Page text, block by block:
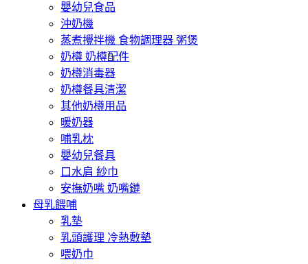
嬰幼兒食品
沖奶機
蒸煮攪拌機 食物調理器 粥煲
奶樽 奶樽配件
奶樽消毒器
奶樽餐具清潔
其他奶樽用品
暖奶器
哺乳枕
嬰幼兒餐具
口水肩 紗巾
安撫奶嘴 奶嘴鏈
母乳餵哺
乳墊
乳頭護理 冷熱敷墊
喂奶巾